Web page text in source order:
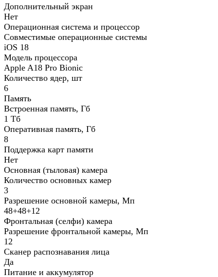
Дополнительный экран
Нет
Операционная система и процессор
Совместимые операционные системы
iOS 18
Модель процессора
Apple A18 Pro Bionic
Количество ядер, шт
6
Память
Встроенная память, Гб
1 Тб
Оперативная память, Гб
8
Поддержка карт памяти
Нет
Основная (тыловая) камера
Количество основных камер
3
Разрешение основной камеры, Мп
48+48+12
Фронтальная (селфи) камера
Разрешение фронтальной камеры, Мп
12
Сканер распознавания лица
Да
Питание и аккумулятор